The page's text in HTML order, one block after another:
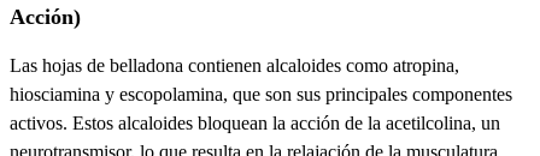
Acción)
Las hojas de belladona contienen alcaloides como atropina,
hiosciamina y escopolamina, que son sus principales componentes
activos. Estos alcaloides bloquean la acción de la acetilcolina, un